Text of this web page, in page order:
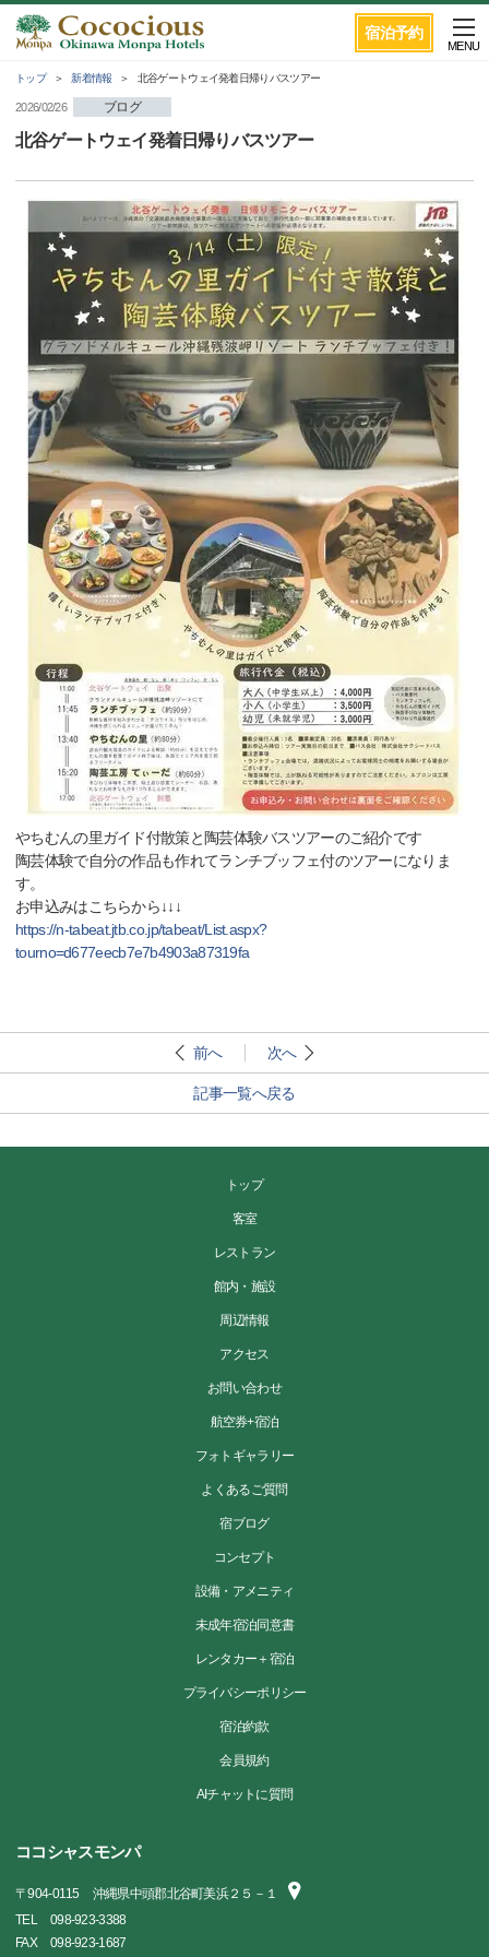
宿泊予約
MENU
トップ 新着情報 北谷ゲートウェイ発着日帰りバスツアー
2026/02/26 ブログ
北谷ゲートウェイ発着日帰りバスツアー
やちむんの里ガイド付散策と陶芸体験バスツアーのご紹介です
陶芸体験で自分の作品も作れてランチブッフェ付のツアーになりま
す。
お申込みはこちらから↓↓↓
https://n-tabeat.jtb.co.jp/tabeat/List.aspx?
tourno=d677eecb7e7b4903a87319fa
前へ 次へ
記事一覧へ戻る
トップ
客室
レストラン
館内・施設
周辺情報
アクセス
お問い合わせ
航空券+宿泊
フォトギャラリー
よくあるご質問
宿ブログ
コンセプト
設備・アメニティ
未成年宿泊同意書
レンタカー＋宿泊
プライバシーポリシー
宿泊約款
会員規約
AIチャットに質問
ココシャスモンパ
〒904-0115
沖縄県中頭郡北谷町美浜２５－１
TEL
098-923-3388
FAX
098-923-1687